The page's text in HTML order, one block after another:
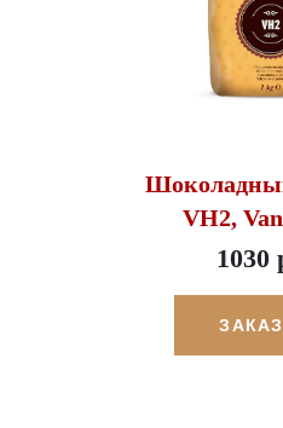
VH2,
1030